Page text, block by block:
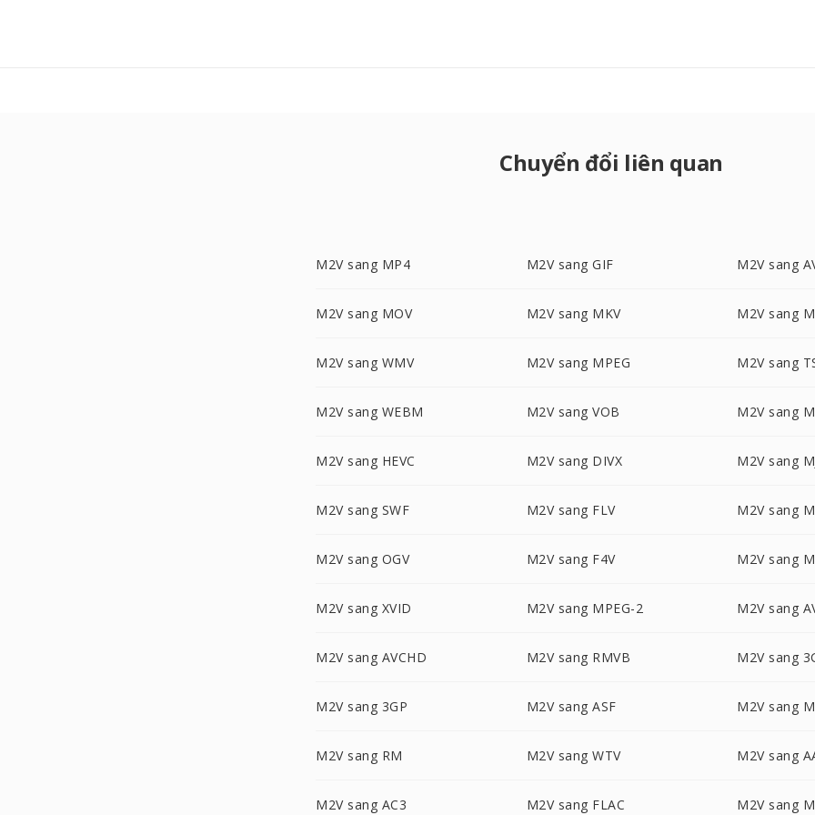
Chuyển đổi liên quan
M2V sang MP4 M2V sang GIF M2V sang
M2V sang MOV M2V sang MKV M2V sang
M2V sang WMV M2V sang MPEG M2V sang
M2V sang WEBM M2V sang VOB M2V sang
M2V sang HEVC M2V sang DIVX M2V sang
M2V sang SWF M2V sang FLV M2V sang
M2V sang OGV M2V sang F4V M2V sang
M2V sang XVID M2V sang MPEG-2 M2V sang
M2V sang AVCHD M2V sang RMVB M2V sang
M2V sang 3GP M2V sang ASF M2V sang
M2V sang RM M2V sang WTV M2V sang
M2V sang AC3 M2V sang FLAC M2V sang